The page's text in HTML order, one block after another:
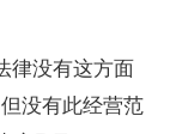
没有这方面
没有此经营范